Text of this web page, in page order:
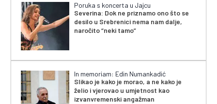
Poruka s koncerta u Jajcu
Severina: Dok ne priznamo ono što se
desilo u Srebrenici nema nam dalje,
naročito “neki tamo”
In memoriam: Edin Numankadić
Slikao je kako je morao, a ne kako je
želio i vjerovao u umjetnost kao
izvanvremenski angažman